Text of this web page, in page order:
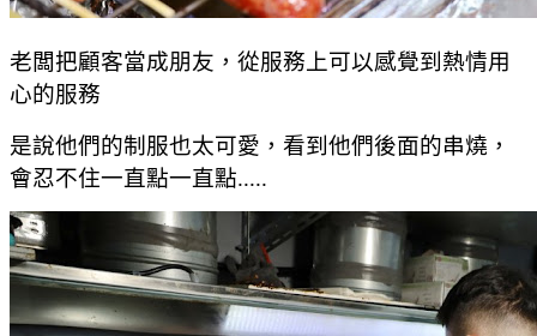
老闆把顧客當成朋友，從服務上可以感覺到熱情用
心的服務
是說他們的制服也太可愛，看到他們後面的串燒，
會忍不住一直點一直點.....